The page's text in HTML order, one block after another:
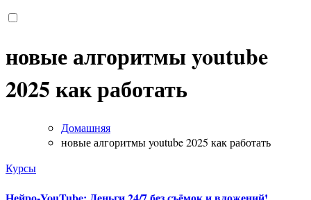
новые алгоритмы youtube
2025 как работать
Домашняя
новые алгоритмы youtube 2025 как работать
Курсы